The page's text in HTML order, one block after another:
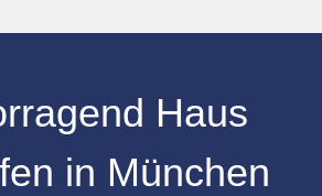
Haus
in München